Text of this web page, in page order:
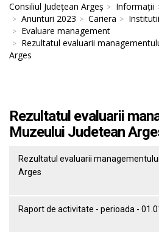
Consiliul Județean Argeș Informații
Anunturi 2023
Cariera
Evaluare management
Rezultatul evaluarii
Arges
Rezultatul evaluarii
Muzeului Judetean
Rezultatul evaluarii
Arges
Raport de activitate - perioada -